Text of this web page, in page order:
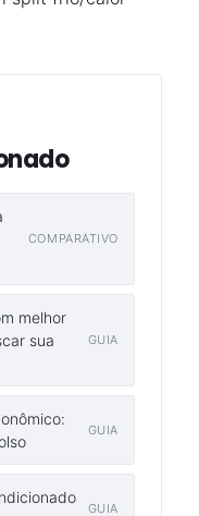
COMPARATIVO
melhor
sua
GUIA
GUIA
GUIA